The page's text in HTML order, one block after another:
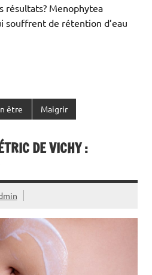
résultats? Menophytea
souffrent de rétention d’eau
être Maigrir
DE VICHY :